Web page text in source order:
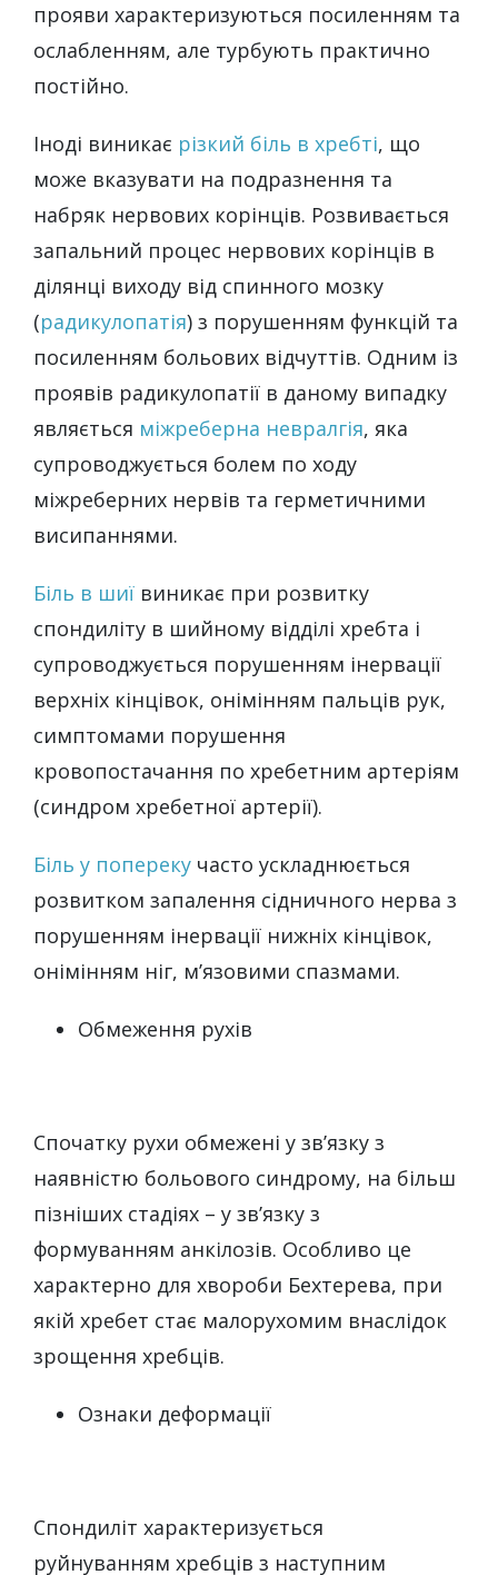
прояви характеризуються посиленням та
ослабленням, але турбують практично
постійно.
Іноді виникає різкий біль в хребті, що
може вказувати на подразнення та
набряк нервових корінців. Розвивається
запальний процес нервових корінців в
ділянці виходу від спинного мозку
(радикулопатія) з порушенням функцій та
посиленням больових відчуттів. Одним із
проявів радикулопатії в даному випадку
являється міжреберна невралгія, яка
супроводжується болем по ходу
міжреберних нервів та герметичними
висипаннями.
Біль в шиї виникає при розвитку
спондиліту в шийному відділі хребта і
супроводжується порушенням інервації
верхніх кінцівок, онімінням пальців рук,
симптомами порушення
кровопостачання по хребетним артеріям
(синдром хребетної артерії).
Біль у попереку часто ускладнюється
розвитком запалення сідничного нерва з
порушенням інервації нижніх кінцівок,
онімінням ніг, м’язовими спазмами.
Обмеження рухів
Спочатку рухи обмежені у зв’язку з
наявністю больового синдрому, на більш
пізніших стадіях – у зв’язку з
формуванням анкілозів. Особливо це
характерно для хвороби Бехтерева, при
якій хребет стає малорухомим внаслідок
зрощення хребців.
Ознаки деформації
Спондиліт характеризується
руйнуванням хребців з наступним